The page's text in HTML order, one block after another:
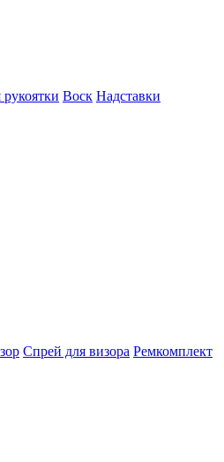
Воск Надставки
Спрей для визора Ремкомплект